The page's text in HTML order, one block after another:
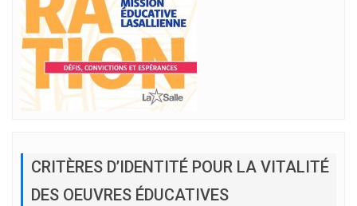
CRITÈRES D’IDENTITÉ POUR LA VITALITÉ
DES OEUVRES ÉDUCATIVES